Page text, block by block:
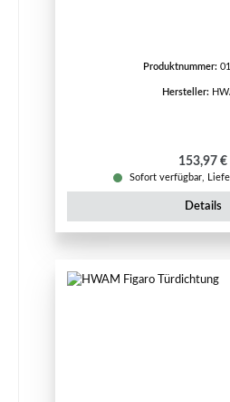
Produktnummer:
Hersteller:
Regulärer
153,97 €
Sofort verfügbar,
Details